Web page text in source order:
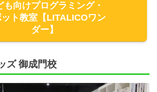
も向けプログラミング・
ット教室【LITALICOワン
ダー】
ズ 御成門校